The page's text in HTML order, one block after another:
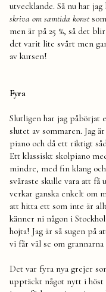
utvecklande. Så nu har
skriva om samtida konst
men är på 25 %, så det
det varit lite svårt men
av kursen!
Fyra
Slutligen har jag påbörjat
slutet av sommaren. Jag
piano och då ett riktigt
Ett klassiskt skolpiano
mindre, med fin klang
svåraste skulle vara att
verkar ganska enkelt om
att hitta ett som inte är
känner ni någon i
hojta! Jag är så sugen på
vi får väl se om
Det var fyra nya grejer
upptäckt något nytt i